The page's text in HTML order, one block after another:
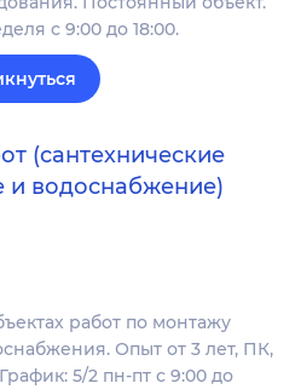
с 9:00 до 18:00.
(сантехнические
и водоснабжение)
работ по монтажу
Опыт от 3 лет, ПК,
5/2 пн-пт с 9:00 до